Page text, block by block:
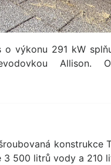
výkonu 291 kW
Allison.
konstrukce
3 500 litrů vody a 210